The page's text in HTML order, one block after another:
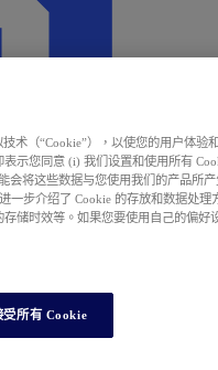
术（“Cookie”），以使您的用户体验
表示您同意 (i) 我们设置和使用所有
会将这些数据与您使用我们的产品所
一步介绍了 Cookie 的存放和数据处理
储时效等。如果您要使用自己的偏好
受所有 Cookie